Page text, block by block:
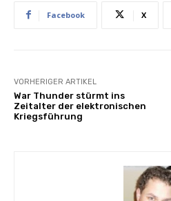
Facebook X
VORHERIGER ARTIKEL
War Thunder stürmt ins
Zeitalter der elektronischen
Kriegsführung